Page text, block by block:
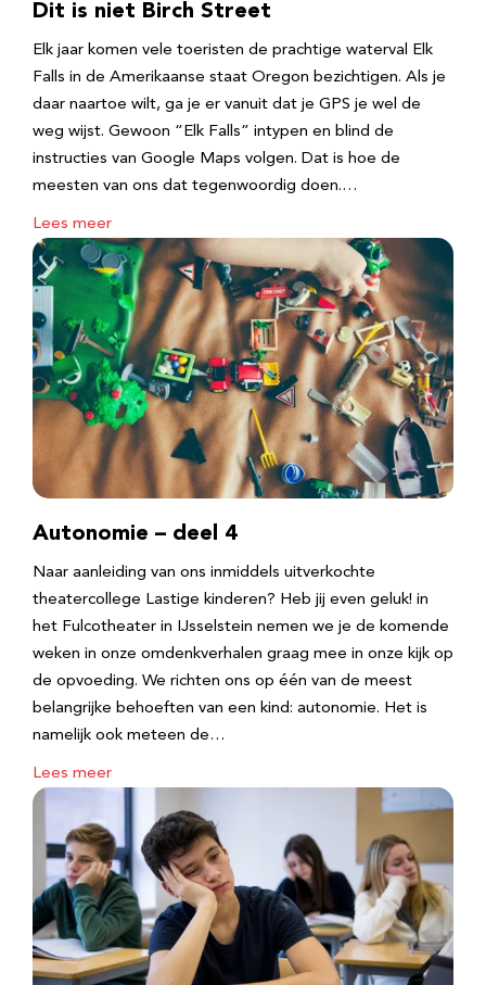
Dit is niet Birch Street
Elk jaar komen vele toeristen de prachtige waterval Elk
Falls in de Amerikaanse staat Oregon bezichtigen. Als je
daar naartoe wilt, ga je er vanuit dat je GPS je wel de
weg wijst. Gewoon “Elk Falls” intypen en blind de
instructies van Google Maps volgen. Dat is hoe de
meesten van ons dat tegenwoordig doen.…
Lees meer
Autonomie – deel 4
Naar aanleiding van ons inmiddels uitverkochte
theatercollege Lastige kinderen? Heb jij even geluk! in
het Fulcotheater in IJsselstein nemen we je de komende
weken in onze omdenkverhalen graag mee in onze kijk op
de opvoeding. We richten ons op één van de meest
belangrijke behoeften van een kind: autonomie. Het is
namelijk ook meteen de…
Lees meer